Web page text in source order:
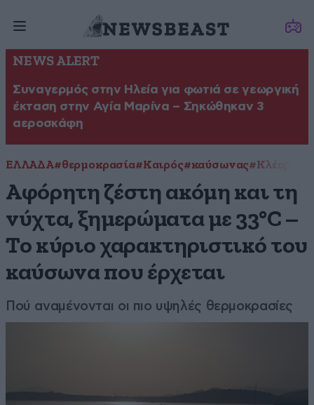
NEWS ALERT
Συναγερμός στην Ηλεία για φωτιά σε γεωργική
έκταση στην Αγία Μαρίνα – Σηκώθηκαν 3
αεροσκάφη
ΕΛΛΑΔΑ#θερμοκρασία#Καιρός#καύσωνας
Αφόρητη ζέστη ακόμη και τη
νύχτα, ξημερώματα με 33°C –
Το κύριο χαρακτηριστικό του
καύσωνα που έρχεται
Πού αναμένονται οι πιο υψηλές θερμοκρασίες